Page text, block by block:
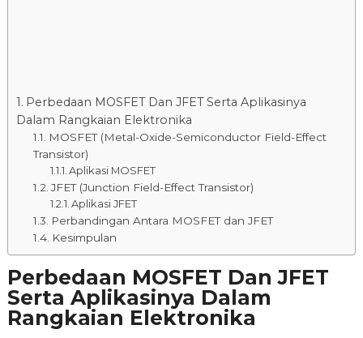
Perbedaan MOSFET Dan JFET Serta Aplikasinya
Dalam Rangkaian Elektronika
MOSFET (Metal-Oxide-Semiconductor Field-Effect
Transistor)
Aplikasi MOSFET
JFET (Junction Field-Effect Transistor)
Aplikasi JFET
Perbandingan Antara MOSFET dan JFET
Kesimpulan
Perbedaan MOSFET Dan JFET
Serta Aplikasinya Dalam
Rangkaian Elektronika